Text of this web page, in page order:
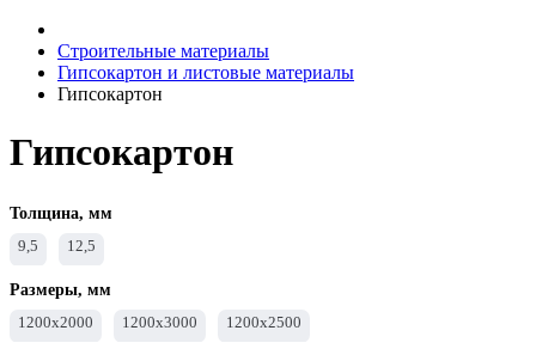
Строительные материалы
Гипсокартон и листовые материалы
Гипсокартон
Гипсокартон
Толщина, мм
9,5
12,5
Размеры, мм
1200х2000
1200х3000 1200х2500